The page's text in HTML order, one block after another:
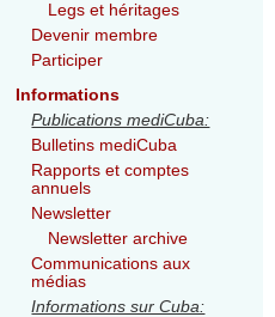
Legs et héritages
Devenir membre
Participer
Informations
Publications mediCuba:
Bulletins mediCuba
Rapports et comptes
annuels
Newsletter
Newsletter archive
Communications aux
médias
Informations sur Cuba: